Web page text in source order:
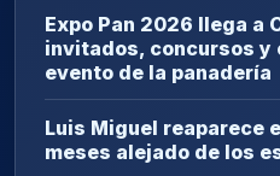
Expo Pan 2026 llega a
invitados, concursos y
evento de la panadería
Luis Miguel reaparece
meses alejado de los